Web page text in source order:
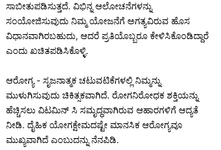
ಸಾಬೀತುಪಡಿಸುತ್ತದೆ. ವಿಭಿನ್ನ ಆಲೋಚನೆಗಳನ್ನು
ಸಂಯೋಜಿಸುವುದು ನಿಮ್ಮ ಯೋಜನೆಗೆ ಅಗತ್ಯವಿರುವ ಹೊಸ
ವಿಧಾನವಾಗಿರಬಹುದು, ಆದರೆ ಪ್ರತಿಯೊಬ್ಬರೂ ಕೇಳಿಸಿಕೊಂಡಿದ್ದಾರೆ
ಎಂದು ಖಚಿತಪಡಿಸಿಕೊಳ್ಳಿ.
ಆರೋಗ್ಯ - ಸೃಜನಾತ್ಮಕ ಚಟುವಟಿಕೆಗಳಲ್ಲಿ ನಿಮ್ಮನ್ನು
ಮುಳುಗಿಸುವುದು ಚಿಕಿತ್ಸಕವಾಗಿದೆ. ರೋಗನಿರೋಧಕ ಶಕ್ತಿಯನ್ನು
ಹೆಚ್ಚಿಸಲು ವಿಟಮಿನ್ ಸಿ ಸಮೃದ್ಧವಾಗಿರುವ ಆಹಾರಗಳಿಗೆ ಆದ್ಯತೆ
ನೀಡಿ. ದೈಹಿಕ ಯೋಗಕ್ಷೇಮದಷ್ಟೇ ಮಾನಸಿಕ ಆರೋಗ್ಯವೂ
ಮುಖ್ಯವಾಗಿದೆ ಎಂಬುದನ್ನು ನೆನಪಿಡಿ.